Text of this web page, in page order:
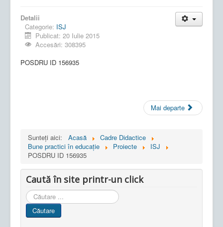
Detalii
Categorie: ISJ
Publicat: 20 Iulie 2015
Accesări: 308395
POSDRU ID 156935
Mai departe
Sunteți aici: Acasă
Cadre Didactice
Bune practici în educaţie
Proiecte
ISJ
POSDRU ID 156935
Caută în site printr-un click
Cauta
in
site
Căutare